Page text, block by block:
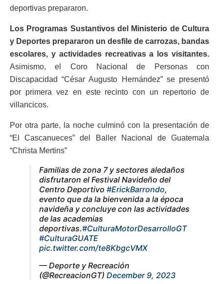
deportivas prepararon.
Los Programas Sustantivos del Ministerio de Cultura
y Deportes prepararon un desfile de carrozas, bandas
escolares, y actividades recreativas a los visitantes.
Asimismo, el Coro Nacional de Personas con
Discapacidad “César Augusto Hernández” se presentó
por primera vez en este recinto con un repertorio de
villancicos.
Por otra parte, la noche culminó con la presentación de
“El Cascanueces” del Baller Nacional de Guatemala
“Christa Mertins”
Familias de zona 7 y sectores aledaños
disfrutaron el Festival Navideño del
Centro Deportivo #ErickBarrondo,
evento que da la bienvenida a la época
navideña y concluye con las actividades
de las academias
deportivas.#CulturaMotorDesarrolloGT
#CulturaGUATE
pic.twitter.com/te8KbgcVMX
— Deporte y Recreación
(@RecreacionGT) December 9, 2023